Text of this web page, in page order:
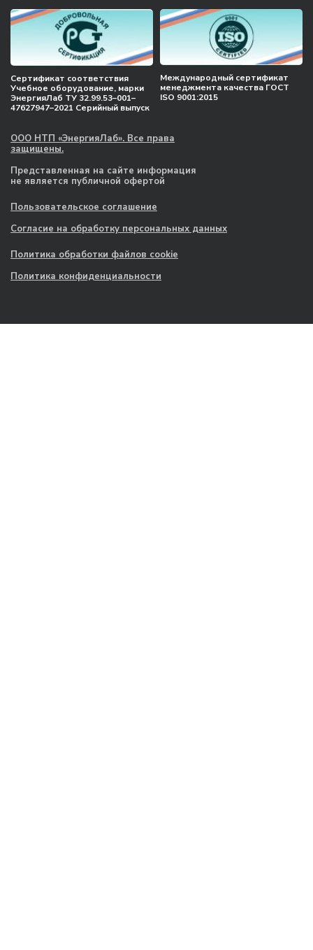
Сертификат соответствия
Учебное оборудование, марки
ЭнергияЛаб ТУ 32.99.53–001–
47627947–2021 Серийный выпуск
Международный сертификат
менеджмента качества ГОСТ
ISO 9001:2015
ООО НТП «ЭнергияЛаб». Все права
защищены.
Представленная на сайте информация
не является публичной офертой
Пользовательское соглашение
Согласие на обработку персональных данных
Политика обработки файлов cookie
Политика конфиденциальности